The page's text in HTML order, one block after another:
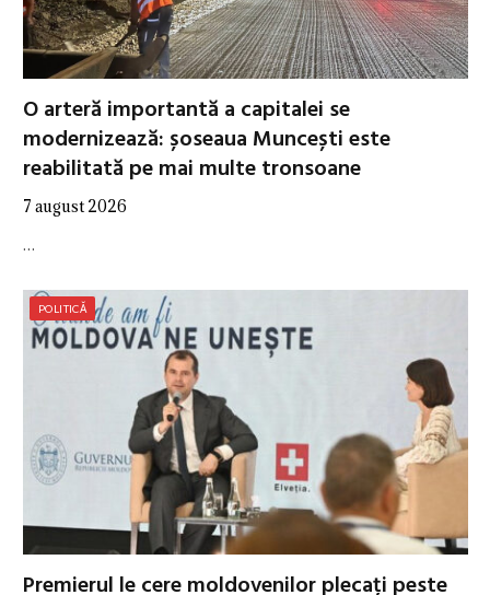
O arteră importantă a capitalei se
modernizează: șoseaua Muncești este
reabilitată pe mai multe tronsoane
7 august 2026
…
POLITICĂ
Premierul le cere moldovenilor plecați peste